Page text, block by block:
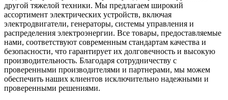
другой тяжелой техники. Мы предлагаем широкий
ассортимент электрических устройств, включая
электродвигатели, генераторы, системы управления и
распределения электроэнергии. Все товары, предоставляемые
нами, соответствуют современным стандартам качества и
безопасности, что гарантирует их долговечность и высокую
производительность. Благодаря сотрудничеству с
проверенными производителями и партнерами, мы можем
обеспечить наших клиентов исключительно надежными и
проверенными решениями.